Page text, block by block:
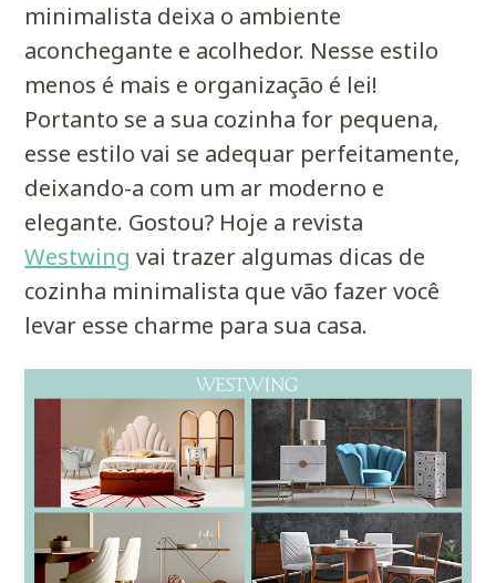
minimalista deixa o ambiente
aconchegante e acolhedor. Nesse estilo
menos é mais e organização é lei!
Portanto se a sua cozinha for pequena,
esse estilo vai se adequar perfeitamente,
deixando-a com um ar moderno e
elegante. Gostou? Hoje a revista
Westwing vai trazer algumas dicas de
cozinha minimalista que vão fazer você
levar esse charme para sua casa.